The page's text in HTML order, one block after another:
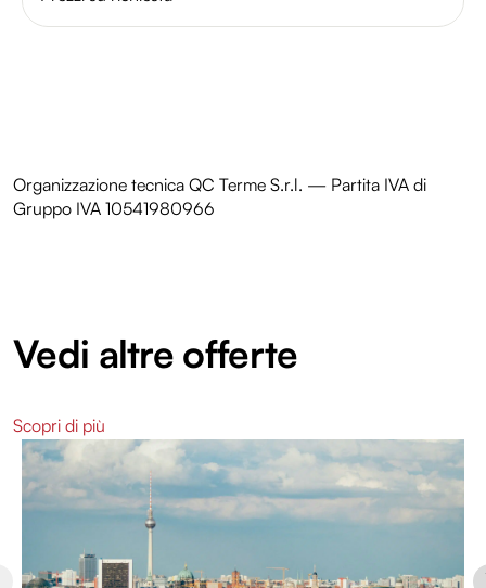
analizzare il nostro traffico. Condividiamo inoltre
Organizzazione tecnica QC Terme S.r.l. — Partita IVA di
Gruppo IVA 10541980966
Vedi altre offerte
Scopri di più